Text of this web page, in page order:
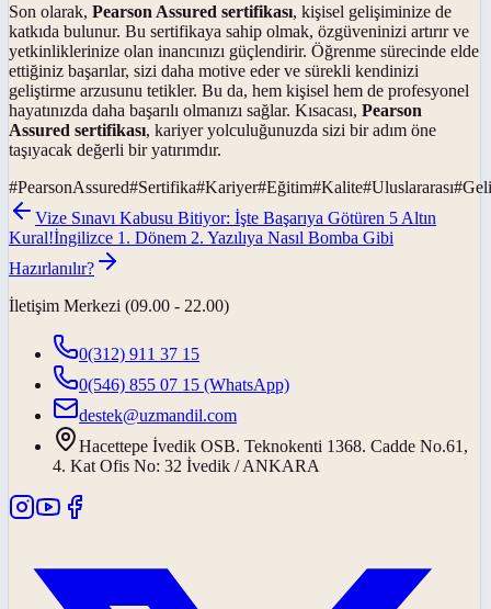
Son olarak, Pearson Assured sertifikası, kişisel gelişiminize de
katkıda bulunur. Bu sertifikaya sahip olmak, özgüveninizi artırır ve
yetkinliklerinize olan inancınızı güçlendirir. Öğrenme sürecinde elde
ettiğiniz başarılar, sizi daha motive eder ve sürekli kendinizi
geliştirme arzusunu tetikler. Bu da, hem kişisel hem de profesyonel
hayatınızda daha başarılı olmanızı sağlar. Kısacası, Pearson
Assured sertifikası, kariyer yolculuğunuzda sizi bir adım öne
taşıyacak değerli bir yatırımdır.
#PearsonAssured#Sertifika#Kariyer#Eğitim#Kalite#Uluslararası#
Vize Sınavı Kabusu Bitiyor: İşte Başarıya Götüren 5 Altın
Kural!İngilizce 1. Dönem 2. Yazılıya Nasıl Bomba Gibi
Hazırlanılır?
İletişim Merkezi (09.00 - 22.00)
0(312) 911 37 15
0(546) 855 07 15 (WhatsApp)
destek@uzmandil.com
Hacettepe İvedik OSB. Teknokenti 1368. Cadde No.61,
4. Kat Ofis No: 32 İvedik / ANKARA